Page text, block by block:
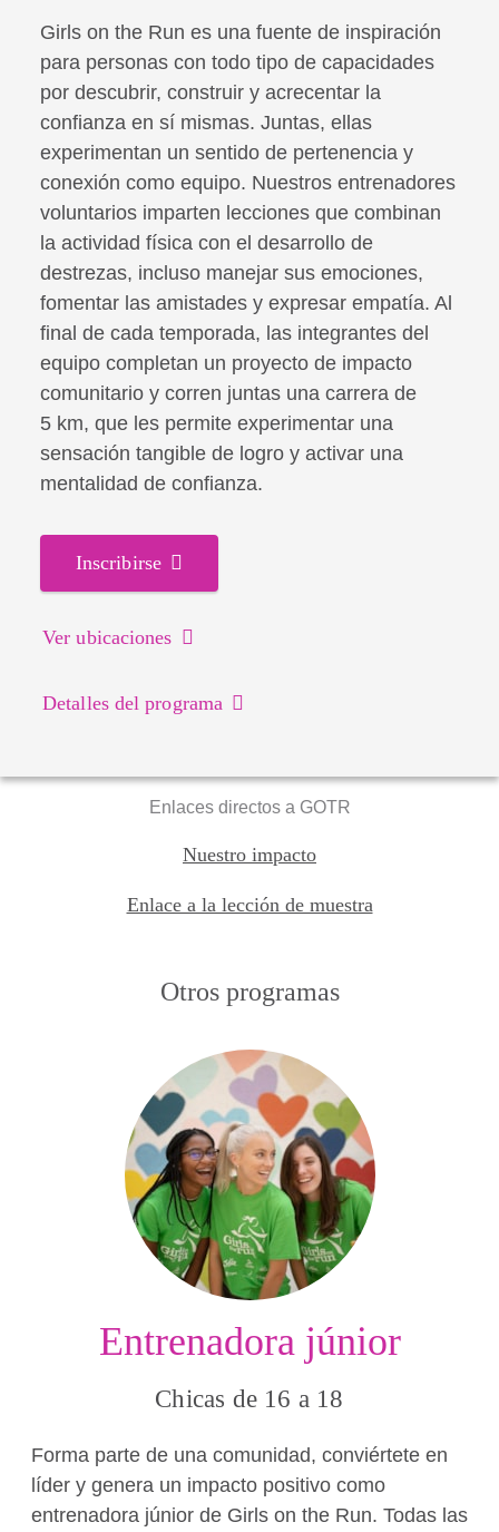
Girls on the Run es una fuente de inspiración
para personas con todo tipo de capacidades
por descubrir, construir y acrecentar la
confianza en sí mismas. Juntas, ellas
experimentan un sentido de pertenencia y
conexión como equipo. Nuestros entrenadores
voluntarios imparten lecciones que combinan
la actividad física con el desarrollo de
destrezas, incluso manejar sus emociones,
fomentar las amistades y expresar empatía. Al
final de cada temporada, las integrantes del
equipo completan un proyecto de impacto
comunitario y corren juntas una carrera de
5 km, que les permite experimentar una
sensación tangible de logro y activar una
mentalidad de confianza.
Inscribirse
Ver ubicaciones
Detalles del programa
Enlaces directos a GOTR
Nuestro impacto
Enlace a la lección de muestra
Otros programas
Entrenadora júnior
Chicas de 16 a 18
Forma parte de una comunidad, conviértete en
líder y genera un impacto positivo como
entrenadora júnior de Girls on the Run. Todas las